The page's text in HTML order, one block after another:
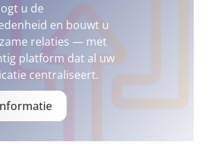
u de
en bouwt u
relaties — met
platform dat al uw
centraliseert.